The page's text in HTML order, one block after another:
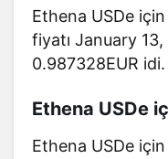
Ethena USDe
fiyatı January
0.987328EUR idi.
Ethena USDe
Ethena USDe